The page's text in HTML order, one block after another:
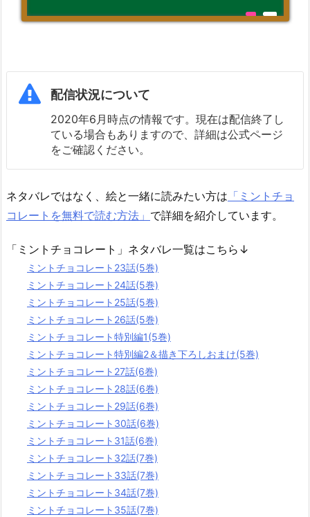
配信状況について
2020年6月時点の情報です。現在は配信終了し
ている場合もありますので、詳細は公式ページ
をご確認ください。
ネタバレではなく、絵と一緒に読みたい方は 「ミントチョ
コレートを無料で読む方法」 で詳細を紹介しています。
「ミントチョコレート」ネタバレ一覧はこちら↓
ミントチョコレート23話(5巻)
ミントチョコレート24話(5巻)
ミントチョコレート25話(5巻)
ミントチョコレート26話(5巻)
ミントチョコレート特別編1(5巻)
ミントチョコレート特別編2＆描き下ろしおまけ(5巻)
ミントチョコレート27話(6巻)
ミントチョコレート28話(6巻)
ミントチョコレート29話(6巻)
ミントチョコレート30話(6巻)
ミントチョコレート31話(6巻)
ミントチョコレート32話(7巻)
ミントチョコレート33話(7巻)
ミントチョコレート34話(7巻)
ミントチョコレート35話(7巻)